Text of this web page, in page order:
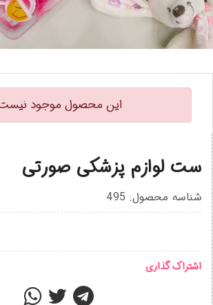
این محصول موجود
ست لوازم پزشکی صورتی
شناسه محصول: 495
اشتراک گذاری